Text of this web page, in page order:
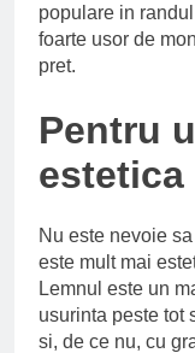
populare in
foarte usor de
pret.
Pentru
estetica
Nu este nevoie
este mult mai
Lemnul este un
usurinta peste tot
si, de ce nu, cu